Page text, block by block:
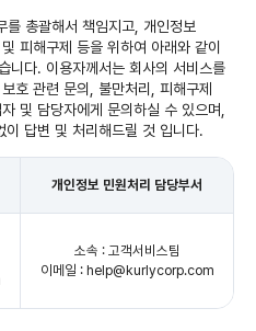
총괄해서 책임지고, 개인정보
피해구제 등을 위하여 아래와 같이
니다. 이용자께서는 회사의 서비스를
호 관련 문의, 불만처리, 피해구제
및 담당자에게 문의하실 수 있으며,
답변 및 처리해드릴 것 입니다.
개인정보 민원처리 담당부서
소속 : 고객서비스팀
이메일 : help@kurlycorp.com